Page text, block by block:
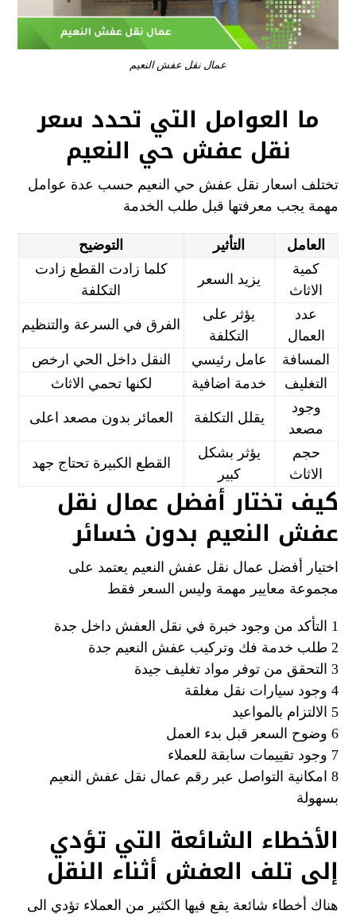
عمال نقل عفش النعيم
ما العوامل التي تحدد سعر
نقل عفش حي النعيم
تختلف اسعار نقل عفش حي النعيم حسب عدة عوامل
مهمة يجب معرفتها قبل طلب الخدمة
العامل التأثير
التوضيح
كمية
الاثاث
يزيد السعر
كلما زادت القطع زادت
التكلفة
عدد
العمال
يؤثر على
التكلفة
الفرق في السرعة والتنظيم
المسافة عامل رئيسي
النقل داخل الحي ارخص
التغليف
خدمة اضافية
لكنها تحمي الاثاث
وجود
مصعد
يقلل التكلفة العمائر بدون مصعد اعلى
حجم
الاثاث
يؤثر بشكل
كبير
القطع الكبيرة تحتاج جهد
كيف تختار أفضل عمال نقل
عفش النعيم بدون خسائر
اختيار أفضل عمال نقل عفش النعيم يعتمد على
مجموعة معايير مهمة وليس السعر فقط
1 التأكد من وجود خبرة في نقل العفش داخل جدة
2 طلب خدمة فك وتركيب عفش النعيم جدة
3 التحقق من توفر مواد تغليف جيدة
4 وجود سيارات نقل مغلقة
5 الالتزام بالمواعيد
6 وضوح السعر قبل بدء العمل
7 وجود تقييمات سابقة للعملاء
8 امكانية التواصل عبر رقم عمال نقل عفش النعيم
بسهولة
الأخطاء الشائعة التي تؤدي
إلى تلف العفش أثناء النقل
هناك أخطاء شائعة يقع فيها الكثير من العملاء تؤدي الى